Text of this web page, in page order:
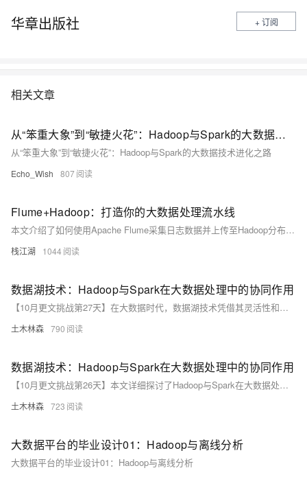
华章出版社 + 订阅
相关文章
从“笨重大象”到“敏捷火花”：Hadoop与Spark的大数据技术进化之路
从“笨重大象”到“敏捷火花”：Hadoop与Spark的大数据技术进化之路
Echo_Wish 807
Flume+Hadoop：打造你的大数据处理流水线
本文介绍了如何使用Apache Flume采集日志数据并上传至Hadoop分布式文件系统（HDFS）。Flume是一个高可用、可靠的分布式系统，适用于大规模日志数据的采集和传输。文章详细描述了Flume的安装、配置及启动过程，并通过具体示例展示了如何将本地日志数据实时传输到HDFS中。同时，还提供了验证步骤，确保数据成功上传。最后，补充说明了使用文件模式作为channel以避免数据丢失的方法。
栈江湖 1044
数据湖技术：Hadoop与Spark在大数据处理中的协同作用
【10月更文挑战第27天】在大数据时代，数据湖技术凭借其灵活性和成本效益成为企业存储和分析大规模异构数据的首选。Hadoop和Spark作为数据湖技术的核心组件，通过HDFS存储数据和Spark进行高效计算，实现了数据处理的优化。本文探讨了Hadoop与Spark的最佳实践，包括数据存储、处理、安全和可视化等方面，展示了它们在实际应用中的协同效应。
土木林森 790
数据湖技术：Hadoop与Spark在大数据处理中的协同作用
【10月更文挑战第26天】本文详细探讨了Hadoop与Spark在大数据处理中的协同作用，通过具体案例展示了两者的最佳实践。Hadoop的HDFS和MapReduce负责数据存储和预处理，确保高可靠性和容错性；Spark则凭借其高性能和丰富的API，进行深度分析和机器学习，实现高效的批处理和实时处理。
土木林森 723
大数据平台的毕业设计01：Hadoop与离线分析
大数据平台的毕业设计01：Hadoop与离线分析